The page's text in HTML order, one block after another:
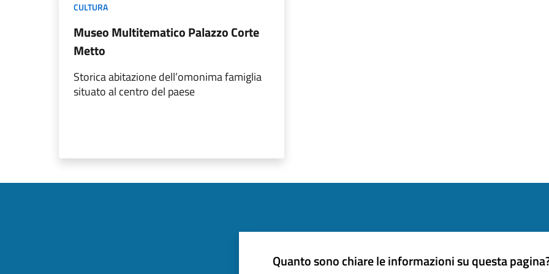
CULTURA
Museo Multitematico Palazzo Corte
Metto
Storica abitazione dell’omonima famiglia
situato al centro del paese
Quanto sono chiare le informazioni su questa